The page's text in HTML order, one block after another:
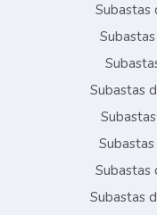
Subastas
Subastas
Subastas
Subastas